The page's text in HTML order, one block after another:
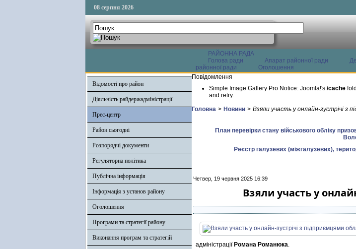
08 серпня 2026
РАЙОННА РАДА
Голова ради
Апарат районної ради
районної ради
Оголошення
Відомості про район
Діяльність райдержадміністрації
Прес-центр
Район сьогодні
Розпорядчі документи
Регуляторна політика
Публічна інформація
Інформація з установ району
Оголошення
Програми та стратегії району
Виконання програм та стратегій
Повідомлення
Simple Image Gallery Pro Notice: Joomla!'s /cache
and retry.
Головна > Новини > Взяли участь у онлайн-зустрічі з
План перевірки стану військового обліку
Реєстр галузевих (міжгалузевих),
Четвер, 19 червня 2025 16:39
Взяли участь у
адміністрації Романа Романюка.